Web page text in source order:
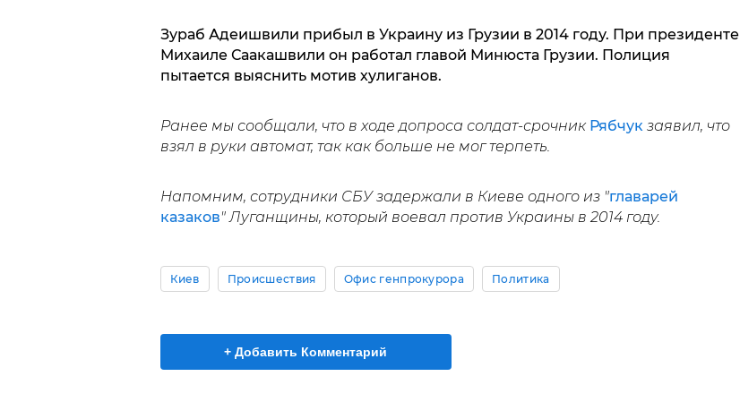
Зураб Адеишвили прибыл в Украину из Грузии в 2014 году. При президенте
Михаиле Саакашвили он работал главой Минюста Грузии. Полиция
пытается выяснить мотив хулиганов.
Ранее мы сообщали, что в ходе допроса солдат-срочник Рябчукзаявил, что
взял в руки автомат, так как больше не мог терпеть.
Напомним, сотрудники СБУ задержали в Киеве одного из "главарей
казаков" Луганщины, который воевал против Украины в 2014 году.
Киев Происшествия Офис генпрокурора Политика
+ Добавить Комментарий